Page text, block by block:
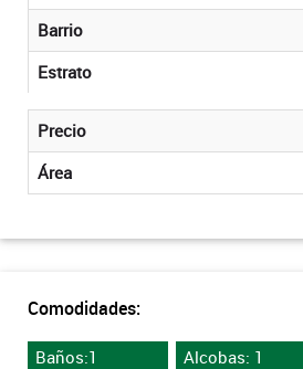
Barrio
Estrato
Precio
Área
Comodidades:
Baños:1
Alcobas: 1